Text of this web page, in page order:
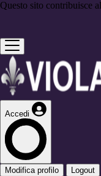
Questo sito contribuisce
Accedi
Modifica profilo Logout